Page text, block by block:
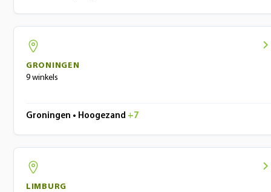
GRONINGEN
9 winkels
Groningen • Hoogezand +7
LIMBURG